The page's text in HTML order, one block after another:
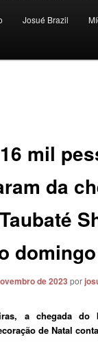
Josué Brazil
mil
da
de 2023 por
a chegada
de Natal